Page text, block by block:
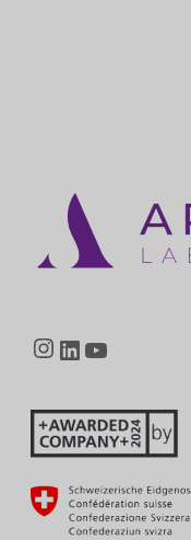
Instagram
LinkedIn